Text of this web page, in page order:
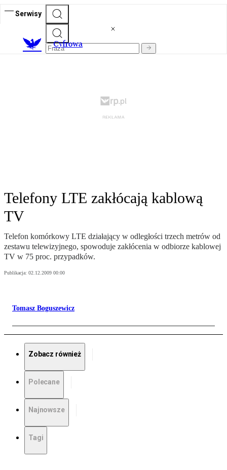
Serwisy
Cyfrowa
Telefony LTE zakłócają kablową
TV
Telefon komórkowy LTE działający w odległości trzech metrów od
zestawu telewizyjnego, spowoduje zakłócenia w odbiorze kablowej
TV w 75 proc. przypadków.
Publikacja: 02.12.2009 00:00
Tomasz Boguszewicz
Zobacz również
Polecane
Najnowsze
Tagi